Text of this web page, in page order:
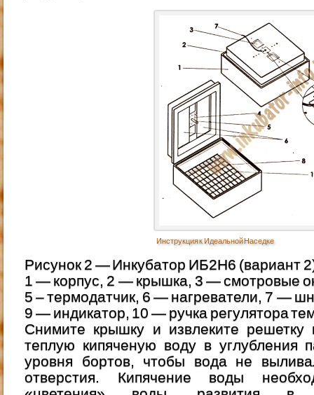
Инструкция к Идеальной Наседке
Рисунoк 2 — Инкубатор ИБ2Н6 (вариант
1 — корпус, 2 — крышка, 3 — смотровые
5 – термодатчик, 6 — нагреватели, 7 —
9 — индикатор, 10 — ручка регулятора
Снимите крышку и извлеките решетку
теплую кипяченую воду в углубления
уровня бортов, чтобы вода не
отверстия. Кипячение воды